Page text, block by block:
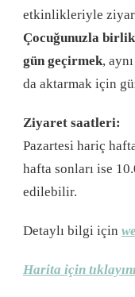
etkinlikleriyle
Çocuğunuzla
gün geçirmek,
da aktarmak için
Ziyaret saatleri:
Pazartesi hariç
hafta sonları ise
edilebilir.
Detaylı bilgi için
Harita için